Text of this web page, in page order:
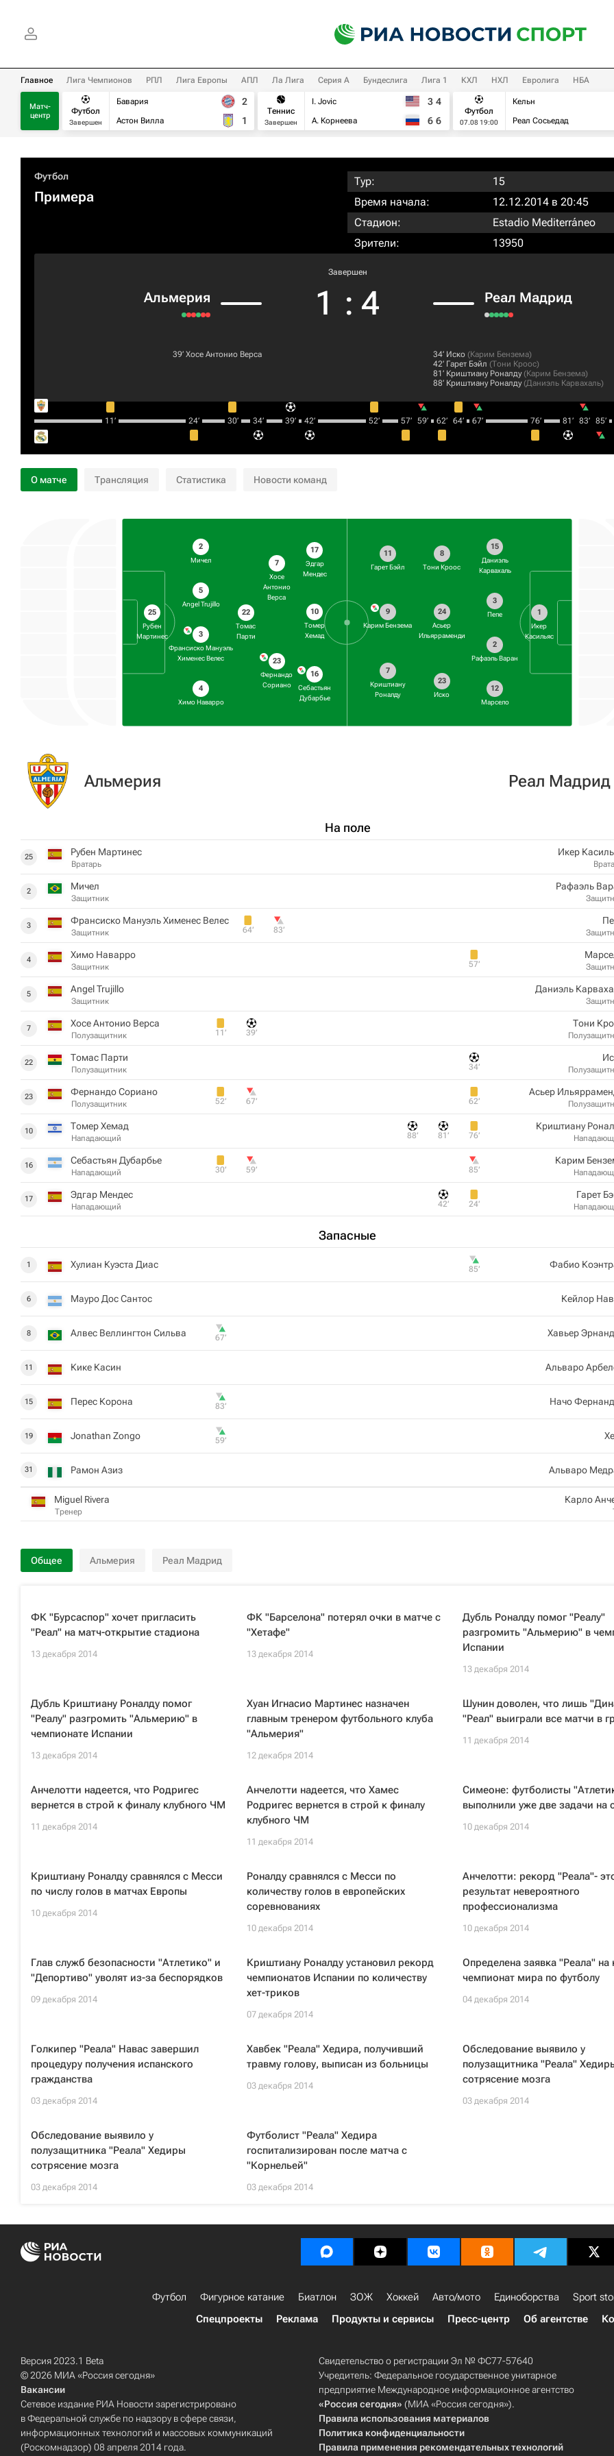
Главное Лига Чемпионов РПЛ Лига Европы АПЛ Ла Лига Серия А Бундеслига Лига 1 КХЛ НХЛ Евролига НБА
Матч-
центр
Футбол
Завершен
Бавария
Астон Вилла
2
1
Теннис
Завершен
I. Jovic
А. Корнеева
3 4
6 6
Футбол
07.08 19:00
Кельн
Реал Сосьедад
Футбол
Примера
Тур:
15
Время начала:
12.12.2014 в 20:45
Стадион:
Estadio Mediterráneo
Зрители:
13950
Альмерия
Завершен
1 : 4 Реал Мадрид
39‎’‎ Хосе Антонио Верса 34‎’‎ Иcкo (Карим Бензема)
42‎’‎ Гарет Бэйл (Тони Кроос)
81‎’‎ Криштиану Роналду(Карим Бензема)
88‎’‎ Криштиану Роналду(Даниэль Карвахаль)
11‎’‎ 24‎’‎ 30‎’‎ 34‎’‎ 39‎’‎ 42‎’‎ 52‎’‎ 57‎’‎ 59‎’‎ 62‎’‎ 64‎’‎ 67‎’‎ 76‎’‎ 81‎’‎ 83‎’‎ 85‎’‎
О матче Трансляция Статистика Новости команд
25
Рубен
Мартинес
2
Мичел
5
Angel Trujillo
3
Франсиско Мануэль
Хименес Велес
4
Химо Наварро
22
Томас
Парти
7
Хосе
Антонио
Верса
23
Фернандо
Сориано
17
Эдгар
Мендес
10
Томер
Хемад
16
Себастьян
Дубарбье
1
Икер
Касильяс
15
Даниэль
Карвахаль
3
Пепе
2
Рафаэль Варан
12
Марсело
8
Тони Кроос
24
Асьер
Ильярраменди
23
Иcкo
11
Гарет Бэйл
9
Карим Бензема
7
Криштиану
Роналду
Альмерия
На поле
25 Рубен Мартинес
Вратарь
2 Мичел
Защитник
3 Франсиско Мануэль Хименес Велес
Защитник 64‎’‎ 83‎’‎
4 Химо Наварро
Защитник
5 Angel Trujillo
Защитник
7 Хосе Антонио Верса
Полузащитник 11‎’‎ 39‎’‎
22 Томас Парти
Полузащитник
23 Фернандо Сориано
Полузащитник 52‎’‎ 67‎’‎
10 Томер Хемад
Нападающий
16 Себастьян Дубарбье
Нападающий 30‎’‎ 59‎’‎
17 Эдгар Мендес
Нападающий
Запасные
1 Хулиан Куэста Диас
6 Мауро Дос Сантос
8 Алвес Веллингтон Сильва 67‎’‎
11 Кике Касин
15 Перес Корона 83‎’‎
19 Jonathan Zongo 59‎’‎
31 Рамон Азиз
Miguel Rivera
Тренер
Реал Мадрид
Икер
Рафаэль
57‎’‎
Даниэль
Тони
34‎’‎
Асьер
62‎’‎
Криштиану
76‎’‎
81‎’‎
88‎’‎
Карим
85‎’‎
Гарет
24‎’‎
42‎’‎
Фабио
85‎’‎
Кейлор
Хавьер
Альваро
Начо
Альваро
Карло
Общее Альмерия Реал Мадрид
ФК "Бурсаспор" хочет пригласить
"Реал" на матч-открытие стадиона
13 декабря 2014
ФК "Барселона" потерял очки в матче с
"Хетафе"
13 декабря 2014
Дубль Роналду помог "Реалу"
разгромить "Альмерию" в
Испании
13 декабря 2014
Дубль Криштиану Роналду помог
"Реалу" разгромить "Альмерию" в
чемпионате Испании
13 декабря 2014
Хуан Игнасио Мартинес назначен
главным тренером футбольного клуба
"Альмерия"
12 декабря 2014
Шунин доволен, что лишь
"Реал" выиграли все матчи в
11 декабря 2014
Анчелотти надеется, что Родригес
вернется в строй к финалу клубного ЧМ
11 декабря 2014
Анчелотти надеется, что Хамес
Родригес вернется в строй к финалу
клубного ЧМ
11 декабря 2014
Симеоне: футболисты
выполнили уже две задачи на
10 декабря 2014
Криштиану Роналду сравнялся с Месси
по числу голов в матчах Европы
10 декабря 2014
Роналду сравнялся с Месси по
количеству голов в европейских
соревнованиях
10 декабря 2014
Анчелотти: рекорд "Реала"-
результат невероятного
профессионализма
10 декабря 2014
Глав служб безопасности "Атлетико" и
"Депортиво" уволят из-за беспорядков
09 декабря 2014
Криштиану Роналду установил рекорд
чемпионатов Испании по количеству
хет-триков
07 декабря 2014
Определена заявка "Реала" на
чемпионат мира по футболу
04 декабря 2014
Голкипер "Реала" Навас завершил
процедуру получения испанского
гражданства
03 декабря 2014
Хавбек "Реала" Хедира, получивший
травму голову, выписан из больницы
03 декабря 2014
Обследование выявило у
полузащитника "Реала"
сотрясение мозга
03 декабря 2014
Обследование выявило у
полузащитника "Реала" Хедиры
сотрясение мозга
03 декабря 2014
Футболист "Реала" Хедира
госпитализирован после матча с
"Корнельей"
03 декабря 2014
Футбол Фигурное катание Биатлон ЗОЖ Хоккей Авто/мото Единоборства Sport
Спецпроекты
Реклама Продукты и сервисы Пресс-центр Об агентстве
Версия 2023.1 Beta
© 2026 МИА «Россия сегодня»
Вакансии
Сетевое издание РИА Новости зарегистрировано
в Федеральной службе по надзору в сфере связи,
информационных технологий и массовых коммуникаций
(Роскомнадзор) 08 апреля 2014 года.
Свидетельство о регистрации Эл № ФС77-57640
Учредитель: Федеральное государственное унитарное
предприятие Международное информационное агентство
«Россия сегодня» (МИА «Россия сегодня»).
Правила использования материалов
Политика конфиденциальности
Правила применения рекомендательных технологий